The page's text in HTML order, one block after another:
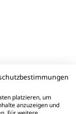
platzieren, um
anzuzeigen und